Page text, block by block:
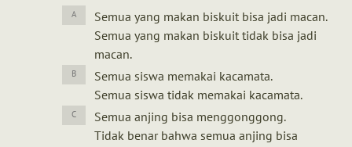
Semua yang makan biskuit bisa jadi macan.
Semua yang makan biskuit tidak bisa jadi
macan.
Semua siswa memakai kacamata.
Semua siswa tidak memakai kacamata.
Semua anjing bisa menggonggong.
Tidak benar bahwa semua anjing bisa